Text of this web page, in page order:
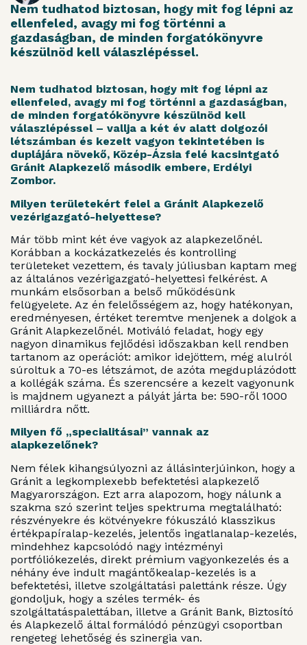
Nem tudhatod biztosan, hogy mit fog lépni az
ellenfeled, avagy mi fog történni a
gazdaságban, de minden forgatókönyvre
készülnöd kell válaszlépéssel.
Nem tudhatod biztosan, hogy mit fog lépni az
ellenfeled, avagy mi fog történni a gazdaságban,
de minden forgatókönyvre készülnöd kell
válaszlépéssel – vallja a két év alatt dolgozói
létszámban és kezelt vagyon tekintetében is
duplájára növekő, Közép-Ázsia felé kacsintgató
Gránit Alapkezelő második embere, Erdélyi
Zombor.
Milyen területekért felel a Gránit Alapkezelő
vezérigazgató-helyettese?
Már több mint két éve vagyok az alapkezelőnél.
Korábban a kockázatkezelés és kontrolling
területeket vezettem, és tavaly júliusban kaptam meg
az általános vezérigazgató-helyettesi felkérést. A
munkám elsősorban a belső működésünk
felügyelete. Az én felelősségem az, hogy hatékonyan,
eredményesen, értéket teremtve menjenek a dolgok a
Gránit Alapkezelőnél. Motiváló feladat, hogy egy
nagyon dinamikus fejlődési időszakban kell rendben
tartanom az operációt: amikor idejöttem, még alulról
súroltuk a 70-es létszámot, de azóta megduplázódott
a kollégák száma. És szerencsére a kezelt vagyonunk
is majdnem ugyanezt a pályát járta be: 590-ről 1000
milliárdra nőtt.
Milyen fő „specialitásai” vannak az
alapkezelőnek?
Nem félek kihangsúlyozni az állásinterjúinkon, hogy a
Gránit a legkomplexebb befektetési alapkezelő
Magyarországon. Ezt arra alapozom, hogy nálunk a
szakma szó szerint teljes spektruma megtalálható:
részvényekre és kötvényekre fókuszáló klasszikus
értékpapíralap-kezelés, jelentős ingatlanalap-kezelés,
mindehhez kapcsolódó nagy intézményi
portfóliókezelés, direkt prémium vagyonkezelés és a
néhány éve indult magántőkealap-kezelés is a
befektetési, illetve szolgáltatási palettánk része. Úgy
gondoljuk, hogy a széles termék- és
szolgáltatáspalettában, illetve a Gránit Bank, Biztosító
és Alapkezelő által formálódó pénzügyi csoportban
rengeteg lehetőség és szinergia van.